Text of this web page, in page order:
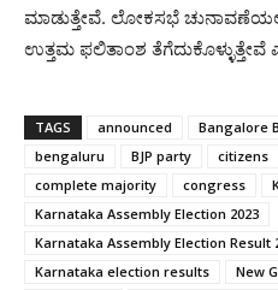
ಮಾಡುತ್ತೇವೆ. ಲೋಕಸಭೆ
ಉತ್ತಮ ಫಲಿತಾಂಶ
TAGS announced
Bangalore
bengaluru
BJP party citizens
complete majority
congress
Karnataka Assembly Election 2023
Karnataka Assembly Election Result
Karnataka election results
New